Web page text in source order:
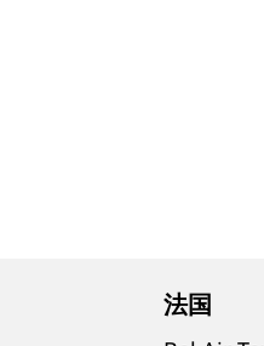
法国